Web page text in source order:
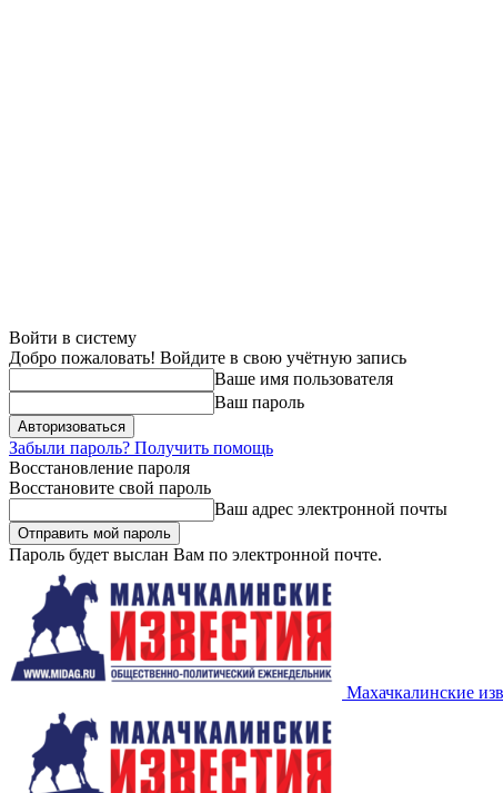
Войти в систему
Добро пожаловать! Войдите в свою учётную запись
Ваше имя пользователя
Ваш пароль
Забыли пароль? Получить помощь
Восстановление пароля
Восстановите свой пароль
Ваш адрес электронной почты
Пароль будет выслан Вам по электронной почте.
Махачкалинские